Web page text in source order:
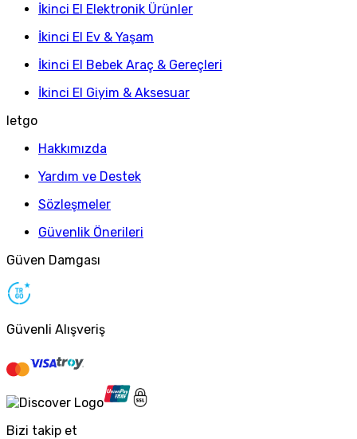
İkinci El Elektronik Ürünler
İkinci El Ev & Yaşam
İkinci El Bebek Araç & Gereçleri
İkinci El Giyim & Aksesuar
letgo
Hakkımızda
Yardım ve Destek
Sözleşmeler
Güvenlik Önerileri
Güven Damgası
Güvenli Alışveriş
Bizi takip et